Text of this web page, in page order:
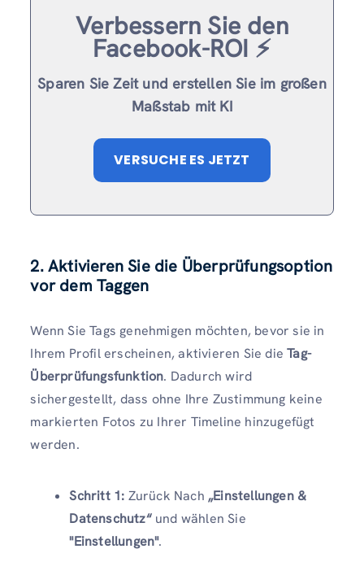
Verbessern Sie den
Facebook-ROI ⚡️
Sparen Sie Zeit und erstellen Sie im großen
Maßstab mit KI
VERSUCHE ES JETZT
2. Aktivieren Sie die Überprüfungsoption
vor dem Taggen
Wenn Sie Tags genehmigen möchten, bevor sie in
Ihrem Profil erscheinen, aktivieren Sie dieTag-
Überprüfungsfunktion. Dadurch wird
sichergestellt, dass ohne Ihre Zustimmung keine
markierten Fotos zu Ihrer Timeline hinzugefügt
werden.
Schritt 1: Zurück Nach „Einstellungen &
Datenschutz“und wählen Sie
"Einstellungen".